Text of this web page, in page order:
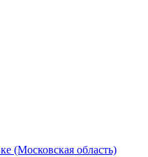
(Московская область)